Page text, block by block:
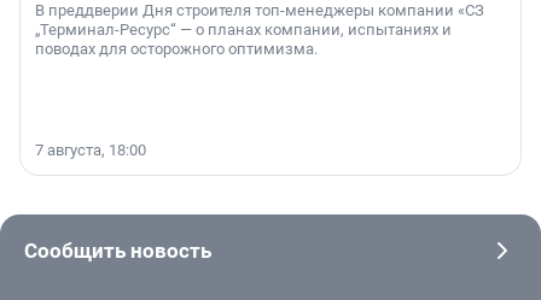
В преддверии Дня строителя топ-менеджеры компании «СЗ
„Терминал-Ресурс“ — о планах компании, испытаниях и
поводах для осторожного оптимизма.
7 августа, 18:00
Сообщить новость